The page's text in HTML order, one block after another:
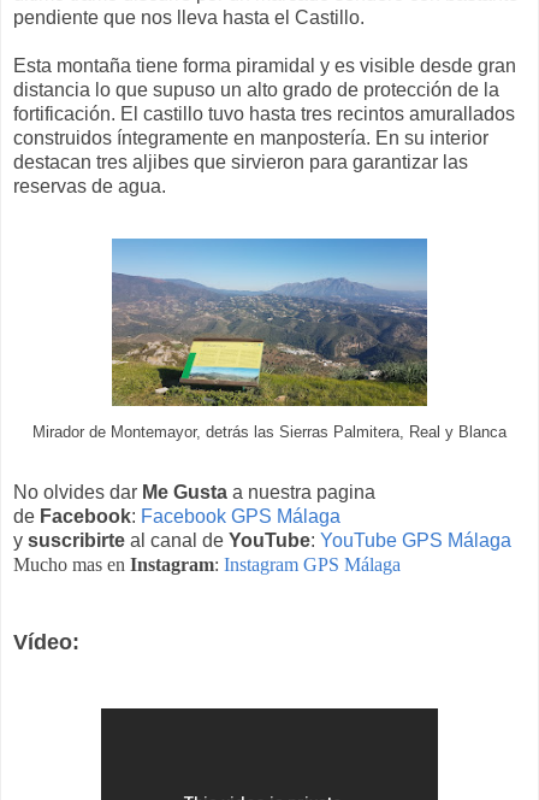
pendiente que nos lleva hasta el Castillo.
Esta montaña tiene forma piramidal y es visible desde gran
distancia lo que supuso un alto grado de protección de la
fortificación. El castillo tuvo hasta tres recintos amurallados
construidos íntegramente en manpostería. En su interior
destacan tres aljibes que sirvieron para garantizar las
reservas de agua.
Mirador de Montemayor, detrás las Sierras Palmitera, Real y Blanca
No olvides dar Me Gusta a nuestra pagina
de Facebook: Facebook GPS Málaga
y suscribirte al canal de YouTube: YouTube GPS Málaga
Mucho mas en Instagram: Instagram GPS Málaga
Vídeo: